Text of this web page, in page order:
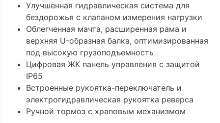
Улучшенная гидравлическая система для
бездорожья с клапаном измерения нагрузки
Облегченная мачта, расширенная рама и
верхняя U-образная балка, оптимизированная
под высокую грузоподъемность
Цифровая ЖК панель управления с защитой
IP65
Встроенные рукоятка-переключатель и
электрогидравлическая рукоятка реверса
Ручной тормоз с храповым механизмом